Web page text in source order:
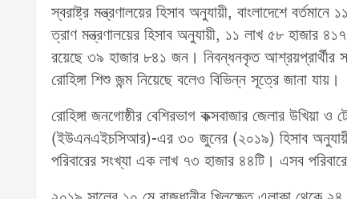
স্বরাষ্ট্র মন্ত্রণালয়ের হিসাব অনুযায়ী, বাংলাদেশে
ত্রাণ মন্ত্রণালয়ের হিসাব অনুযায়ী, ১১ লাখ ৫৮ হাজার
রয়েছে ৩৯ হাজার ৮৪১ জন। নিবন্ধনকৃত আশ্রয়প্রার্থীর
রোহিঙ্গা শিশু জন্ম নিয়েছে বলেও বিভিন্ন সূত্রে জানা যায়।
রোহিঙ্গা জনগোষ্ঠীর বেশিরভাগ কক্সবাজার জেলার উখিয়া
(ইউএনএইচসিআর)-এর ৩০ জুনের (২০১৯) হিসাব
পরিবারের সংখ্যা এক লাখ ৭৩ হাজার ৪৪টি। এসব